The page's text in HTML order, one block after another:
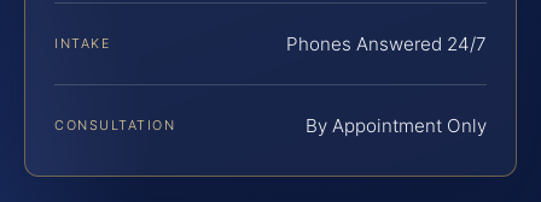
INTAKE Phones Answered 24/7
CONSULTATION By Appointment Only